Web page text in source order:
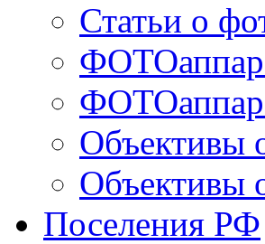
Статьи о
Объективы
Объективы
Поселения РФ